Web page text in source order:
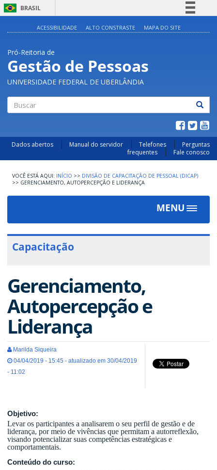
BRASIL
Acesso à informação
Legislação
Canais
ACESSIBILIDADE ALTO CONSTRASTE MAPA DO SITE
Pró-Reitoria de
Gestão de Pessoas
UNIVERSIDADE FEDERAL DE UBERLÂNDIA
Dados abertos Manual do servidor Telefones
Perguntas
frequentes
Fale conosco
INÍCIO >> DIVISÃO DE CAPACITAÇÃO DE PESSOAL (DICAP)
>> GERENCIAMENTO, AUTOPERCEPÇÃO E LIDERANÇA
MENU
Toggle
Capacitação
Gerenciamento,
Autopercepção e
Liderança
Marilda Siqueira
04/04/2019 - 15:45 - atualizado em 30/04/2019
- 11:02
Objetivo:
Levar os participantes a analisarem o seu perfil de gestão e de
liderança, por meio de vivências que permitam a autorreflexão,
visando potencializar suas competências estratégicas e
comportamentais.
Conteúdo do curso: